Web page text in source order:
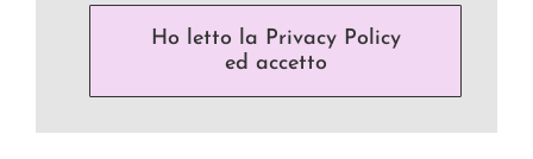
Ho letto la Privacy Policy
ed accetto